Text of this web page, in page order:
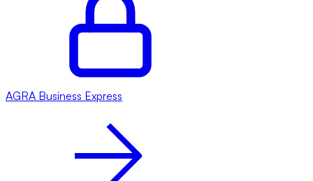
AGRA Business Express